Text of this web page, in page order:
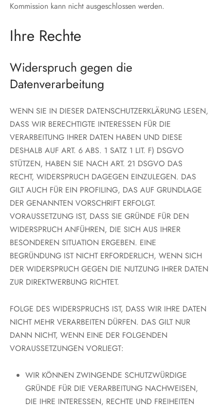
Kommission kann nicht ausgeschlossen werden.
Ihre Rechte
Widerspruch gegen die
Datenverarbeitung
WENN SIE IN DIESER DATENSCHUTZERKLÄRUNG LESEN,
DASS WIR BERECHTIGTE INTERESSEN FÜR DIE
VERARBEITUNG IHRER DATEN HABEN UND DIESE
DESHALB AUF ART. 6 ABS. 1 SATZ 1 LIT. F) DSGVO
STÜTZEN, HABEN SIE NACH ART. 21 DSGVO DAS
RECHT, WIDERSPRUCH DAGEGEN EINZULEGEN. DAS
GILT AUCH FÜR EIN PROFILING, DAS AUF GRUNDLAGE
DER GENANNTEN VORSCHRIFT ERFOLGT.
VORAUSSETZUNG IST, DASS SIE GRÜNDE FÜR DEN
WIDERSPRUCH ANFÜHREN, DIE SICH AUS IHRER
BESONDEREN SITUATION ERGEBEN. EINE
BEGRÜNDUNG IST NICHT ERFORDERLICH, WENN SICH
DER WIDERSPRUCH GEGEN DIE NUTZUNG IHRER DATEN
ZUR DIREKTWERBUNG RICHTET.
FOLGE DES WIDERSPRUCHS IST, DASS WIR IHRE DATEN
NICHT MEHR VERARBEITEN DÜRFEN. DAS GILT NUR
DANN NICHT, WENN EINE DER FOLGENDEN
VORAUSSETZUNGEN VORLIEGT:
WIR KÖNNEN ZWINGENDE SCHUTZWÜRDIGE
GRÜNDE FÜR DIE VERARBEITUNG NACHWEISEN,
DIE IHRE INTERESSEN, RECHTE UND FREIHEITEN